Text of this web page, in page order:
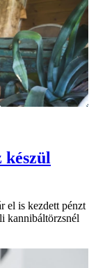
el is kezdett pénzt
kannibáltörzsnél